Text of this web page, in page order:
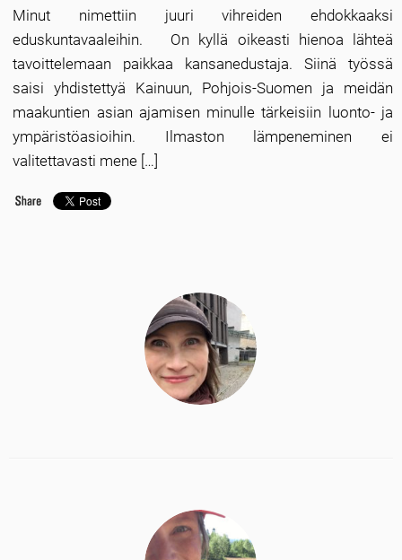
Minut nimettiin juuri vihreiden ehdokkaaksi
eduskuntavaaleihin. On kyllä oikeasti hienoa lähteä
tavoittelemaan paikkaa kansanedustaja. Siinä työssä
saisi yhdistettyä Kainuun, Pohjois-Suomen ja meidän
maakuntien asian ajamisen minulle tärkeisiin luonto- ja
ympäristöasioihin. Ilmaston lämpeneminen ei
valitettavasti mene […]